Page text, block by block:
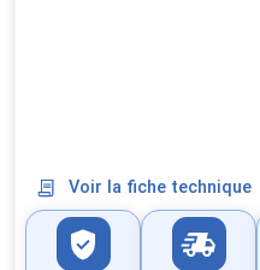
Voir la fiche technique